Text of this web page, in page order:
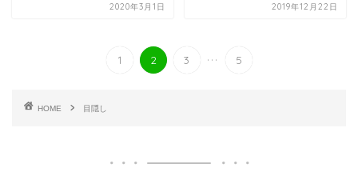
2020年3月1日 2019年12月22日
1 2 3 ... 5
HOME 目隠し